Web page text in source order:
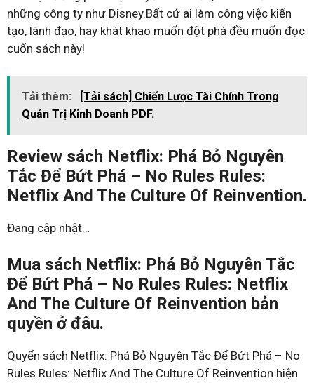
những công ty như Disney.Bất cứ ai làm công việc kiến
tạo, lãnh đạo, hay khát khao muốn đột phá đều muốn đọc
cuốn sách này!
Tải thêm:
[Tải sách] Chiến Lược Tài Chính Trong
Quản Trị Kinh Doanh PDF.
Review sách Netflix: Phá Bỏ Nguyên
Tắc Để Bứt Phá – No Rules Rules:
Netflix And The Culture Of Reinvention.
Đang cập nhật…
Mua sách Netflix: Phá Bỏ Nguyên Tắc
Để Bứt Phá – No Rules Rules: Netflix
And The Culture Of Reinvention bản
quyền ở đâu.
Quyển sách Netflix: Phá Bỏ Nguyên Tắc Để Bứt Phá – No
Rules Rules: Netflix And The Culture Of Reinvention hiện